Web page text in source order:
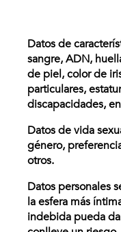
Datos de
sangre, ADN,
de piel, color de
particulares,
discapacidades,
Datos de vida
género,
otros.
Datos personales
la esfera más
indebida pueda